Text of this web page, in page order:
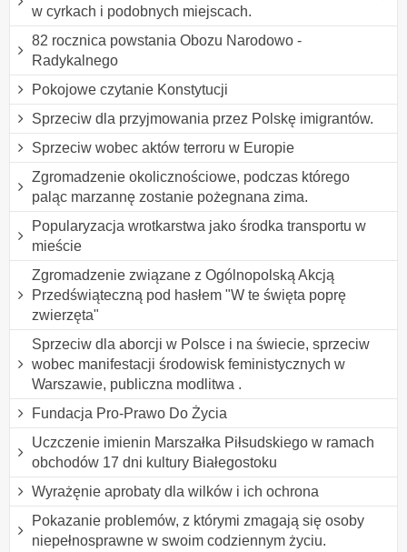
w cyrkach i podobnych miejscach.
82 rocznica powstania Obozu Narodowo -
Radykalnego
Pokojowe czytanie Konstytucji
Sprzeciw dla przyjmowania przez Polskę imigrantów.
Sprzeciw wobec aktów terroru w Europie
Zgromadzenie okolicznościowe, podczas którego
paląc marzannę zostanie pożegnana zima.
Popularyzacja wrotkarstwa jako środka transportu w
mieście
Zgromadzenie związane z Ogólnopolską Akcją
Przedświąteczną pod hasłem "W te święta poprę
zwierzęta"
Sprzeciw dla aborcji w Polsce i na świecie, sprzeciw
wobec manifestacji środowisk feministycznych w
Warszawie, publiczna modlitwa .
Fundacja Pro-Prawo Do Życia
Uczczenie imienin Marszałka Piłsudskiego w ramach
obchodów 17 dni kultury Białegostoku
Wyrażęnie aprobaty dla wilków i ich ochrona
Pokazanie problemów, z którymi zmagają się osoby
niepełnosprawne w swoim codziennym życiu.